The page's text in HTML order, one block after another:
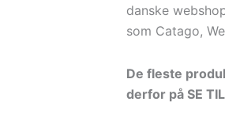
danske
som Catago,
De fleste
derfor på SE